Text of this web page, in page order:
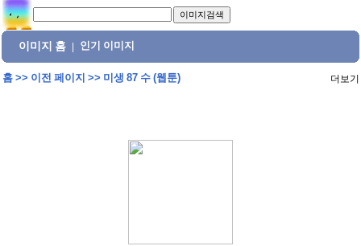
이미지 홈 인기 이미지
홈>> 이전 페이지 >> 미생 87 수 (웹툰) 더보기